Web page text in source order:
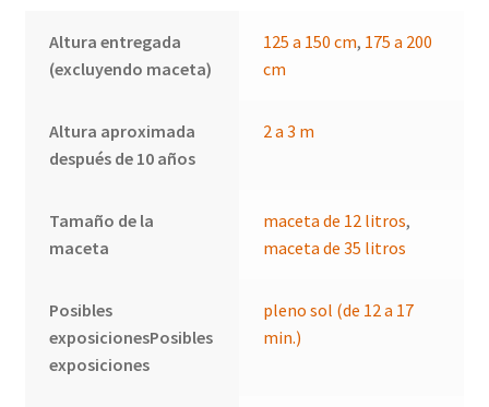
Altura entregada
(excluyendo maceta)
125 a 150 cm, 175 a 200
cm
Altura aproximada
después de 10 años
2 a 3 m
Tamaño de la
maceta
maceta de 12 litros,
maceta de 35 litros
Posibles
exposicionesPosibles
exposiciones
pleno sol (de 12 a 17
min.)